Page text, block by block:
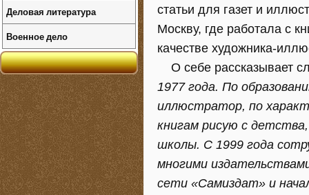
статьи для газет и
Москву, где работала с
качестве художника-
О себе рассказывает
1977 года. По
иллюстратор, по
книгам рисую с
школы. С 1999 года
многими
сети «Самиздат» и
Деловая литература
Военное дело